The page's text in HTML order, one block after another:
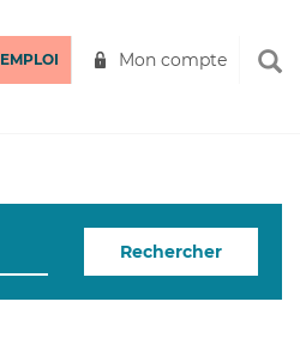
EMPLOI Mon compte
Rechercher